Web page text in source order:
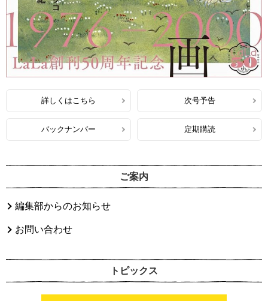
詳しくはこちら 次号予告
バックナンバー 定期購読
ご案内
編集部からのお知らせ
お問い合わせ
トピックス